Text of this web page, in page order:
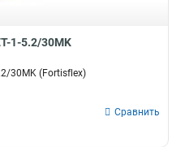
1-5.2/30MK
30MK (Fortisflex)
Сравнить